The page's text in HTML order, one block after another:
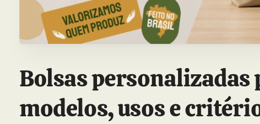
Bolsas personalizadas
modelos, usos e